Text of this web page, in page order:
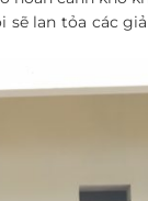
lan tỏa các